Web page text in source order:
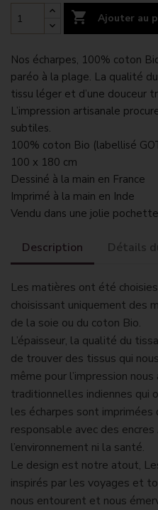
 Ajouter au
Nos écharpes, 100% coton
paréo à la plage. La qualité
tissu léger et d’une douceur
L’impression artisanale
subtiles.
100% coton Bio (labellisé
100 x 180 cm
Dessiné à la main en France
Imprimé à la main en Inde
Vendu dans une jolie
Description Détails
Les matières ont été
choisissant uniquement des
de la soie ou du coton Bio.
L’épaisseur, la qualité du
de trouver des tissus qui
même pour l’impression
traditionnelles indiennes qui
les écharpes sont
responsable avec des
l’environnement ni la santé.
Le design est notre atout,
inspirés par les voyages et
nous entourent et nous